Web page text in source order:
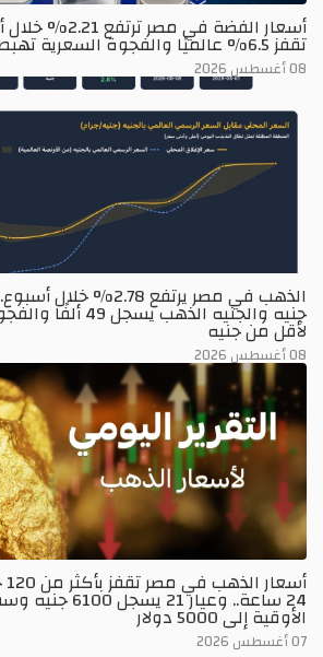
أسعار الفضة في
تقفز 6.5% عالميًا والفجوة السعرية تهبط إلى 34 قرشًا
08 أغسطس 2026
جنيه والجنيه الذهب
لأقل من جنيه
08 أغسطس 2026
24 ساعة.. وعيار
الأوقية إلى 5000 دولار
07 أغسطس 2026